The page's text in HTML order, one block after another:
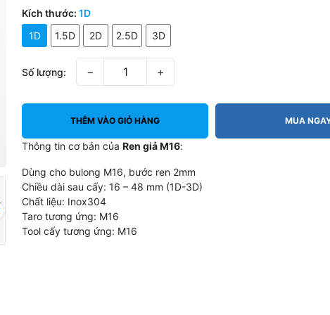
Kích thước: 1D
1D
1.5D 2D 2.5D 3D
Số lượng: − +
THÊM VÀO GIỎ HÀNG MUA
Thông tin cơ bản của Ren giả M16:
Dùng cho bulong M16, bước ren 2mm
Chiều dài sau cấy: 16 – 48 mm (1D-3D)
Chất liệu: Inox304
Taro tương ứng: M16
Tool cấy tương ứng: M16